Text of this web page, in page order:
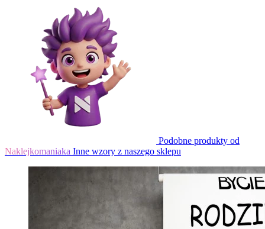
Podobne produkty od
Naklejkomaniaka Inne wzory z naszego sklepu